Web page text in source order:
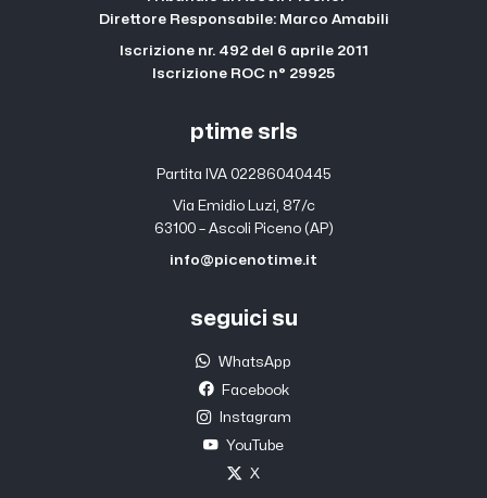
Direttore Responsabile: Marco Amabili
Iscrizione nr. 492 del 6 aprile 2011
Iscrizione ROC n° 29925
ptime srls
Partita IVA 02286040445
Via Emidio Luzi, 87/c
63100 – Ascoli Piceno (AP)
info@picenotime.it
seguici su
WhatsApp
Facebook
Instagram
YouTube
X